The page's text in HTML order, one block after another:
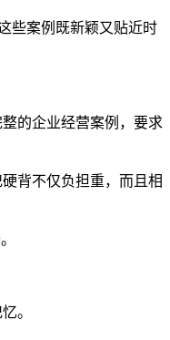
些案例既新颖又贴近时
的企业经营案例，要求
背不仅负担重，而且相
。